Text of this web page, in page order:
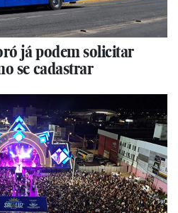
já podem solicitar
se cadastrar